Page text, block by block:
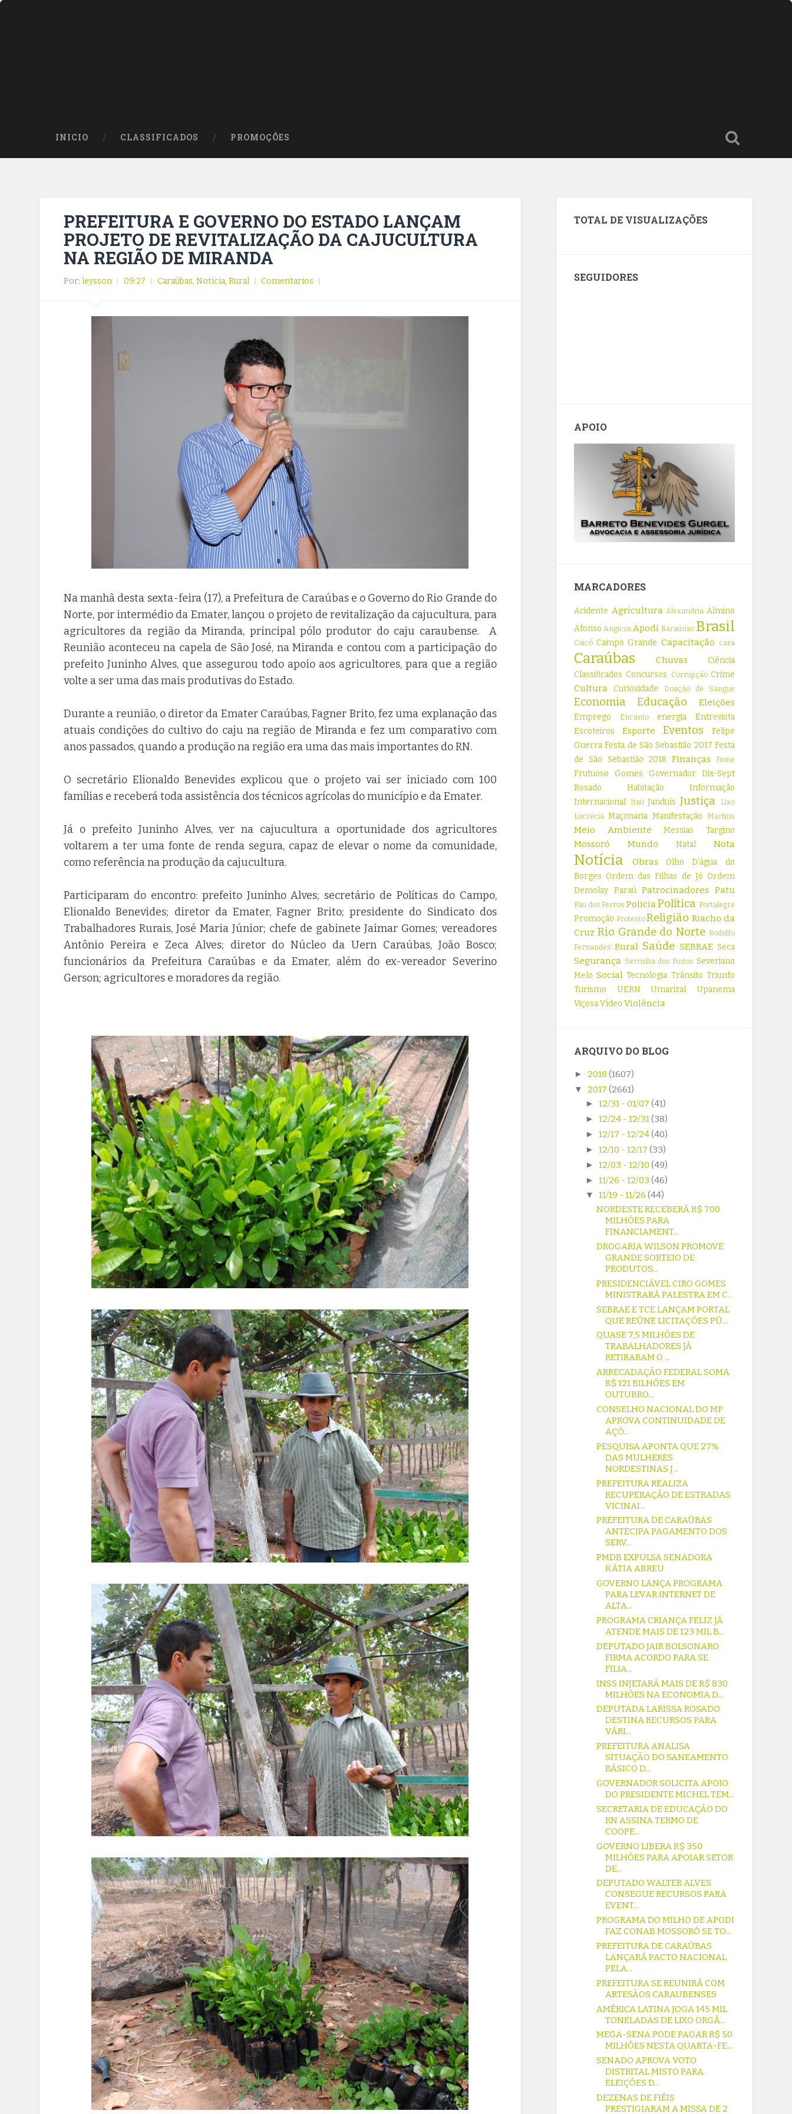
INICIO CLASSIFICADOS PROMOÇÕES
PREFEITURA E GOVERNO DO ESTADO LANÇAM
PROJETO DE REVITALIZAÇÃO DA CAJUCULTURA
NA REGIÃO DE MIRANDA
Por:leysson 09:27 Caraúbas,Notícia,Rural Comentarios
Na manhã desta sexta-feira (17), a Prefeitura de Caraúbas e o Governo do Rio Grande do
Norte, por intermédio da Emater, lançou o projeto de revitalização da cajucultura, para
agricultores da região da Miranda, principal pólo produtor do caju caraubense. A
Reunião aconteceu na capela de São José, na Miranda e contou com a participação do
prefeito Juninho Alves, que assegurou todo apoio aos agricultores, para que a região
volte a ser uma das mais produtivas do Estado.
Durante a reunião, o diretor da Emater Caraúbas, Fagner Brito, fez uma explanação das
atuais condições do cultivo do caju na região de Miranda e fez um comparativo com
anos passados, quando a produção na região era uma das mais importantes do RN.
O secretário Elionaldo Benevides explicou que o projeto vai ser iniciado com 100
famílias e receberá toda assistência dos técnicos agrícolas do município e da Emater.
Já o prefeito Juninho Alves, ver na cajucultura a oportunidade dos agricultores
voltarem a ter uma fonte de renda segura, capaz de elevar o nome da comunidade,
como referência na produção da cajucultura.
Participaram do encontro: prefeito Juninho Alves; secretário de Políticas do Campo,
Elionaldo Benevides; diretor da Emater, Fagner Brito; presidente do Sindicato dos
Trabalhadores Rurais, José Maria Júnior; chefe de gabinete Jaimar Gomes; vereadores
Antônio Pereira e Zeca Alves; diretor do Núcleo da Uern Caraúbas, João Bosco;
funcionários da Prefeitura Caraúbas e da Emater, além do ex-vereador Severino
Gerson; agricultores e moradores da região.
TOTAL DE VISUALIZAÇÕES
SEGUIDORES
APOIO
MARCADORES
Acidente Agricultura Alexandria Almino
Afonso Angicos Apodi Baraúnas Brasil
Caicó Campo Grande Capacitação cara
Caraúbas Chuvas
Ciência
Classificados Concursos Corrupção Crime
Cultura Curiosidade Doação de Sangue
Economia Educação Eleições
Emprego Encanto energia
Entrevista
Escoteiros
Esporte Eventos
Felipe
Guerra Festa de São Sebastião 2017 Festa
de São Sebastião 2018 Finanças Fome
Frutuoso Gomes
Governador Dix-Sept
Rosado
Habitação
Informação
Internacional
Itaú Janduís Justiça
Lixo
Lucrécia Maçonaria Manifestação Martins
Meio Ambiente Messias Targino
Mossoró Mundo Natal Nota
Notícia Obras
Olho D'água do
Borges Ordem das Filhas de Jó Ordem
Demolay Paraú Patrocinadores Patu
Pau dos Ferros PoliciaPolítica Portalegre
Promoção ProtestoReligião Riacho da
Cruz Rio Grande do Norte Rodolfo
Fernandes Rural Saúde SEBRAE Seca
Segurança Serrinha dos Pintos Severiano
Melo Social Tecnologia Trânsito Triunfo
Turismo
UERN Umarizal
Upanema
ViçosaVídeo Violência
ARQUIVO DO BLOG
► 2018(1607)
▼ 2017(2661)
► 12/31 - 01/07 (41)
► 12/24 - 12/31(38)
► 12/17 - 12/24(40)
► 12/10 - 12/17 (33)
► 12/03 - 12/10 (49)
► 11/26 - 12/03 (46)
▼ 11/19 - 11/26 (44)
NORDESTE RECEBERÁ R$ 700
MILHÕES PARA
FINANCIAMENT...
DROGARIA WILSON PROMOVE
GRANDE SORTEIO DE
PRODUTOS...
PRESIDENCIÁVEL CIRO GOMES
MINISTRARÁ PALESTRA EM C...
SEBRAE E TCE LANÇAM PORTAL
QUE REÚNE LICITAÇÕES PÚ...
QUASE 7,5 MILHÕES DE
TRABALHADORES JÁ
RETIRARAM O ...
ARRECADAÇÃO FEDERAL SOMA
R$ 121 BILHÕES EM
OUTUBRO...
CONSELHO NACIONAL DO MP
APROVA CONTINUIDADE DE
AÇÕ...
PESQUISA APONTA QUE 27%
DAS MULHERES
NORDESTINAS J...
PREFEITURA REALIZA
RECUPERAÇÃO DE ESTRADAS
VICINAI...
PREFEITURA DE CARAÚBAS
ANTECIPA PAGAMENTO DOS
SERV...
PMDB EXPULSA SENADORA
KÁTIA ABREU
GOVERNO LANÇA PROGRAMA
PARA LEVAR INTERNET DE
ALTA...
PROGRAMA CRIANÇA FELIZ JÁ
ATENDE MAIS DE 123 MIL B...
DEPUTADO JAIR BOLSONARO
FIRMA ACORDO PARA SE
FILIA...
INSS INJETARÁ MAIS DE R$ 830
MILHÕES NA ECONOMIA D...
DEPUTADA LARISSA ROSADO
DESTINA RECURSOS PARA
VÁRI...
PREFEITURA ANALISA
SITUAÇÃO DO SANEAMENTO
BÁSICO D...
GOVERNADOR SOLICITA APOIO
DO PRESIDENTE MICHEL TEM...
SECRETARIA DE EDUCAÇÃO DO
RN ASSINA TERMO DE
COOPE...
GOVERNO LIBERA R$ 350
MILHÕES PARA APOIAR SETOR
DE...
DEPUTADO WALTER ALVES
CONSEGUE RECURSOS PARA
EVENT...
PROGRAMA DO MILHO DE APODI
FAZ CONAB MOSSORÓ SE TO...
PREFEITURA DE CARAÚBAS
LANÇARÁ PACTO NACIONAL
PELA...
PREFEITURA SE REUNIRÁ COM
ARTESÃOS CARAUBENSES
AMÉRICA LATINA JOGA 145 MIL
TONELADAS DE LIXO ORGÂ...
MEGA-SENA PODE PAGAR R$ 50
MILHÕES NESTA QUARTA-FE...
SENADO APROVA VOTO
DISTRITAL MISTO PARA
ELEIÇÕES D...
DEZENAS DE FIÉIS
PRESTIGIARAM A MISSA DE 2